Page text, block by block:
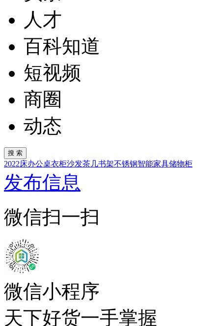
人才
百科知道
短视频
商圈
动态
2022床办公桌衣柜沙发茶几书架不锈钢智能家具储物柜
发布信息
微信扫一扫
微信小程序
天下好货一手掌握